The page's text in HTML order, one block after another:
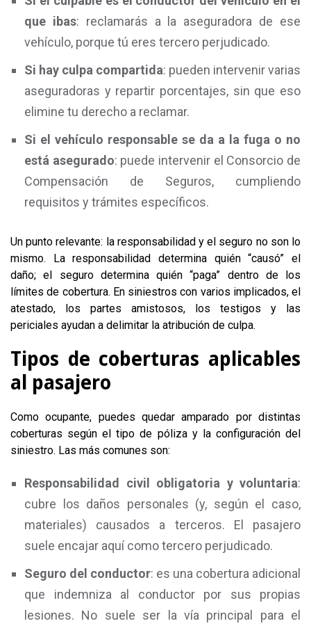
que ibas: reclamarás a la aseguradora de ese
vehículo, porque tú eres tercero perjudicado.
Si hay culpa compartida: pueden intervenir varias
aseguradoras y repartir porcentajes, sin que eso
elimine tu derecho a reclamar.
Si el vehículo responsable se da a la fuga o no
está asegurado: puede intervenir el Consorcio de
Compensación de Seguros, cumpliendo
requisitos y trámites específicos.
Un punto relevante: la responsabilidad y el seguro no son lo
mismo. La responsabilidad determina quién “causó” el
daño; el seguro determina quién “paga” dentro de los
límites de cobertura. En siniestros con varios implicados, el
atestado, los partes amistosos, los testigos y las
periciales ayudan a delimitar la atribución de culpa.
Tipos de coberturas aplicables
al pasajero
Como ocupante, puedes quedar amparado por distintas
coberturas según el tipo de póliza y la configuración del
siniestro. Las más comunes son:
Responsabilidad civil obligatoria y voluntaria:
cubre los daños personales (y, según el caso,
materiales) causados a terceros. El pasajero
suele encajar aquí como tercero perjudicado.
Seguro del conductor: es una cobertura adicional
que indemniza al conductor por sus propias
lesiones. No suele ser la vía principal para el